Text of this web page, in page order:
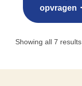
opvragen
Showing all 7 results